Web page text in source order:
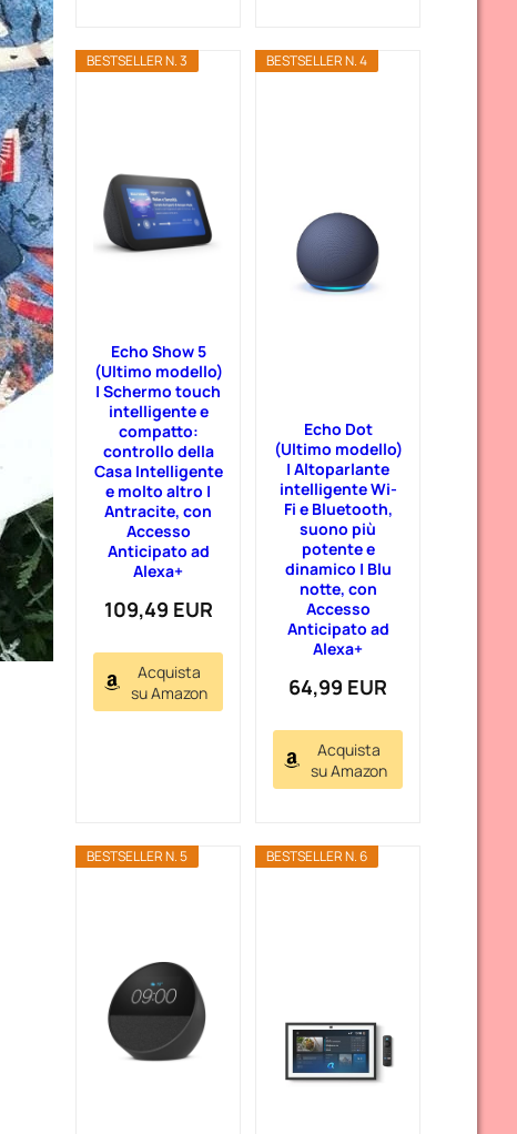
BESTSELLER N. 3
Echo Show 5
(Ultimo modello)
| Schermo touch
intelligente e
compatto:
controllo della
Casa Intelligente
e molto altro |
Antracite, con
Accesso
Anticipato ad
Alexa+
109,49 EUR
Acquista
su Amazon
BESTSELLER N. 4
Echo Dot
(Ultimo modello)
| Altoparlante
intelligente Wi-
Fi e Bluetooth,
suono più
potente e
dinamico | Blu
notte, con
Accesso
Anticipato ad
Alexa+
64,99 EUR
Acquista
su Amazon
BESTSELLER N. 5 BESTSELLER N. 6